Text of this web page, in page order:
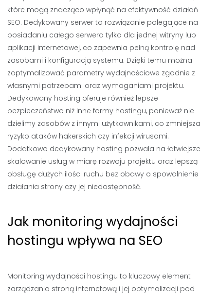
które mogą znacząco wpłynąć na efektywność działań
SEO. Dedykowany serwer to rozwiązanie polegające na
posiadaniu całego serwera tylko dla jednej witryny lub
aplikacji internetowej, co zapewnia pełną kontrolę nad
zasobami i konfiguracją systemu. Dzięki temu można
zoptymalizować parametry wydajnościowe zgodnie z
własnymi potrzebami oraz wymaganiami projektu.
Dedykowany hosting oferuje również lepsze
bezpieczeństwo niż inne formy hostingu, ponieważ nie
dzielimy zasobów z innymi użytkownikami, co zmniejsza
ryzyko ataków hakerskich czy infekcji wirusami.
Dodatkowo dedykowany hosting pozwala na łatwiejsze
skalowanie usług w miarę rozwoju projektu oraz lepszą
obsługę dużych ilości ruchu bez obawy o spowolnienie
działania strony czy jej niedostępność.
Jak monitoring wydajności
hostingu wpływa na SEO
Monitoring wydajności hostingu to kluczowy element
zarządzania stroną internetową i jej optymalizacji pod